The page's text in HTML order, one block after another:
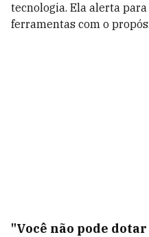
tecnologia. Ela alerta
ferramentas com o
"Você não pode